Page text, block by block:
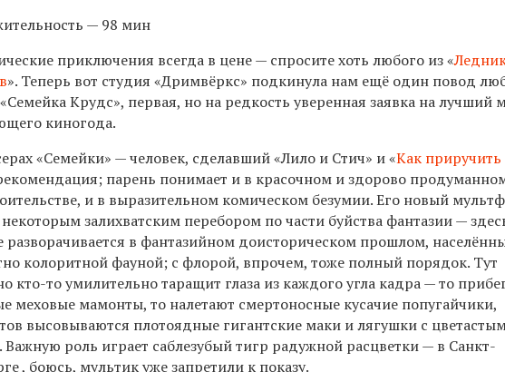
— 98 мин
приключения всегда в цене — спросите хоть любого из «
». Теперь вот студия «Дримвёркс» подкинула нам ещё один повод
Крудс», первая, но на редкость уверенная заявка на лучший
киногода.
«Семейки» — человек, сделавший «Лило и Стич» и «Как
парень понимает и в красочном и здорово
и в выразительном комическом безумии. Его новый
залихватским перебором по части буйства фантазии —
разворачивается в фантазийном доисторическом прошлом,
колоритной фауной; с флорой, впрочем, тоже полный порядок. Тут
кто-то умилительно таращит глаза из каждого угла кадра — то
меховые мамонты, то налетают смертоносные кусачие попугайчики,
высовываются плотоядные гигантские маки и лягушки с
Важную роль играет саблезубый тигр радужной расцветки — в Санкт-
, боюсь, мультик уже запретили к показу.